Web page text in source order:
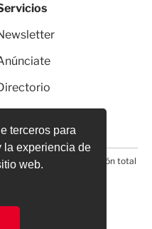
terceros para
la experiencia de
web.
Prohibida la reproducción total
medio electrónico*